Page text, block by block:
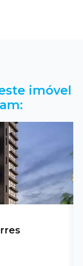
imóvel